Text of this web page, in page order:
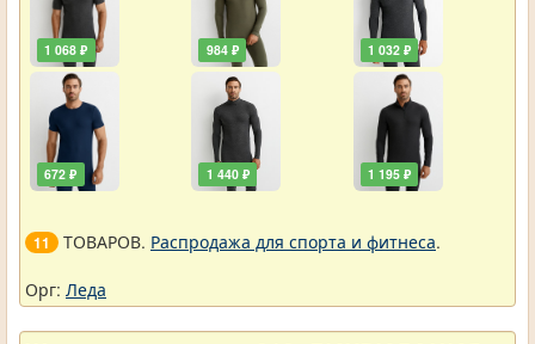
1 068 ₽
672 ₽
984 ₽
1 440 ₽
1 032 ₽
1 195 ₽
11 ТОВАРОВ. Распродажа для спорта и фитнеса.
Орг: Леда